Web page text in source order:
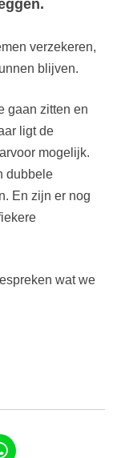
verzekeren,
blijven.
gaan zitten en
ligt de
mogelijk.
dubbele
En zijn er nog
wat we